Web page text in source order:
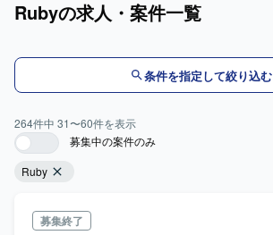
Rubyの求人・案件一覧
条件を指定して絞り込む
264件中 31〜60件を表示
募集中の案件のみ
Ruby
募集終了